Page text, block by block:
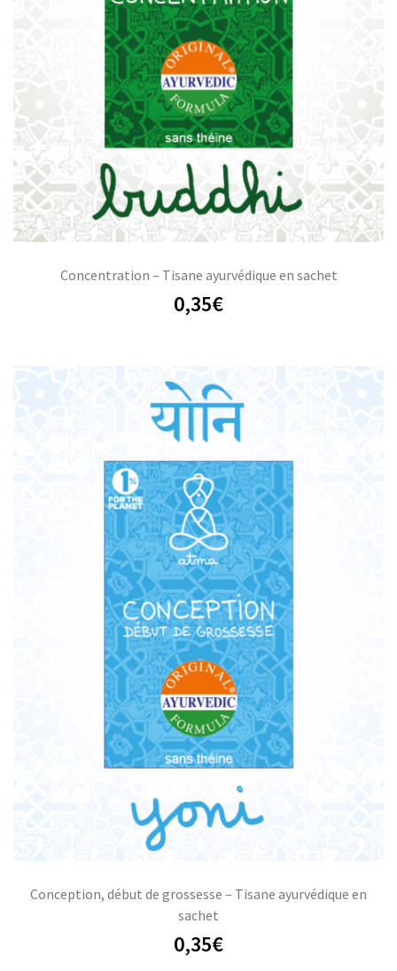
Concentration – Tisane ayurvédique en sachet
0,35€
Conception, début de grossesse – Tisane ayurvédique en
sachet
0,35€